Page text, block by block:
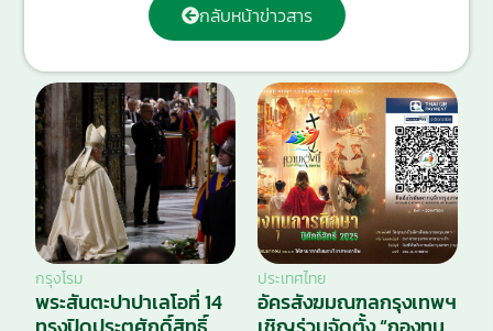
กลับหน้าข่าวสาร
กรุงโรม
พระสันตะปาปาเลโอที่ 14
ประเทศไทย
อัครสังฆมณฑลกรุงเทพฯ